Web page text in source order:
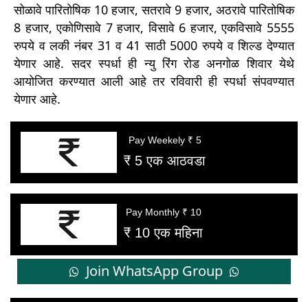
सोळावे पारितोषिक 10 हजार, सतरावे 9 हजार, अठरावे पारितोषिक
8 हजार, एकोणिसावे 7 हजार, विसावे 6 हजार, एकविसावे 5555
रुपये व लकी नंबर 31 व 41 साठी 5000 रुपये व शिल्ड देण्यात
येणार आहे. सदर स्पर्धा ही न्यु रिंग रोड अनगोळ शिवार येथे
आयोजित करण्यात आली आहे तर रविवारी ही स्पर्धा संपवण्यात
येणार आहे.
Pay Weekely ₹ 5
₹ 5 एक आठवडा
Pay Monthly ₹ 10
₹ 10 एक महिना
Join WhatsApp Group